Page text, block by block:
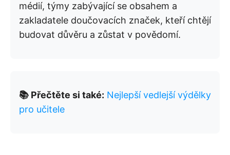
médií, týmy zabývající se obsahem a
zakladatele doučovacích značek, kteří chtějí
budovat důvěru a zůstat v povědomí.
📚 Přečtěte si také: Nejlepší vedlejší výdělky
pro učitele